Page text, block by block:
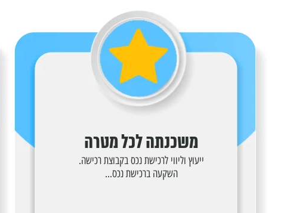
משכנתה לכל מטרה
ייעוץ וליווי לרכישת נכס בקבוצת רכישה.
השקעה ברכישת נכס...